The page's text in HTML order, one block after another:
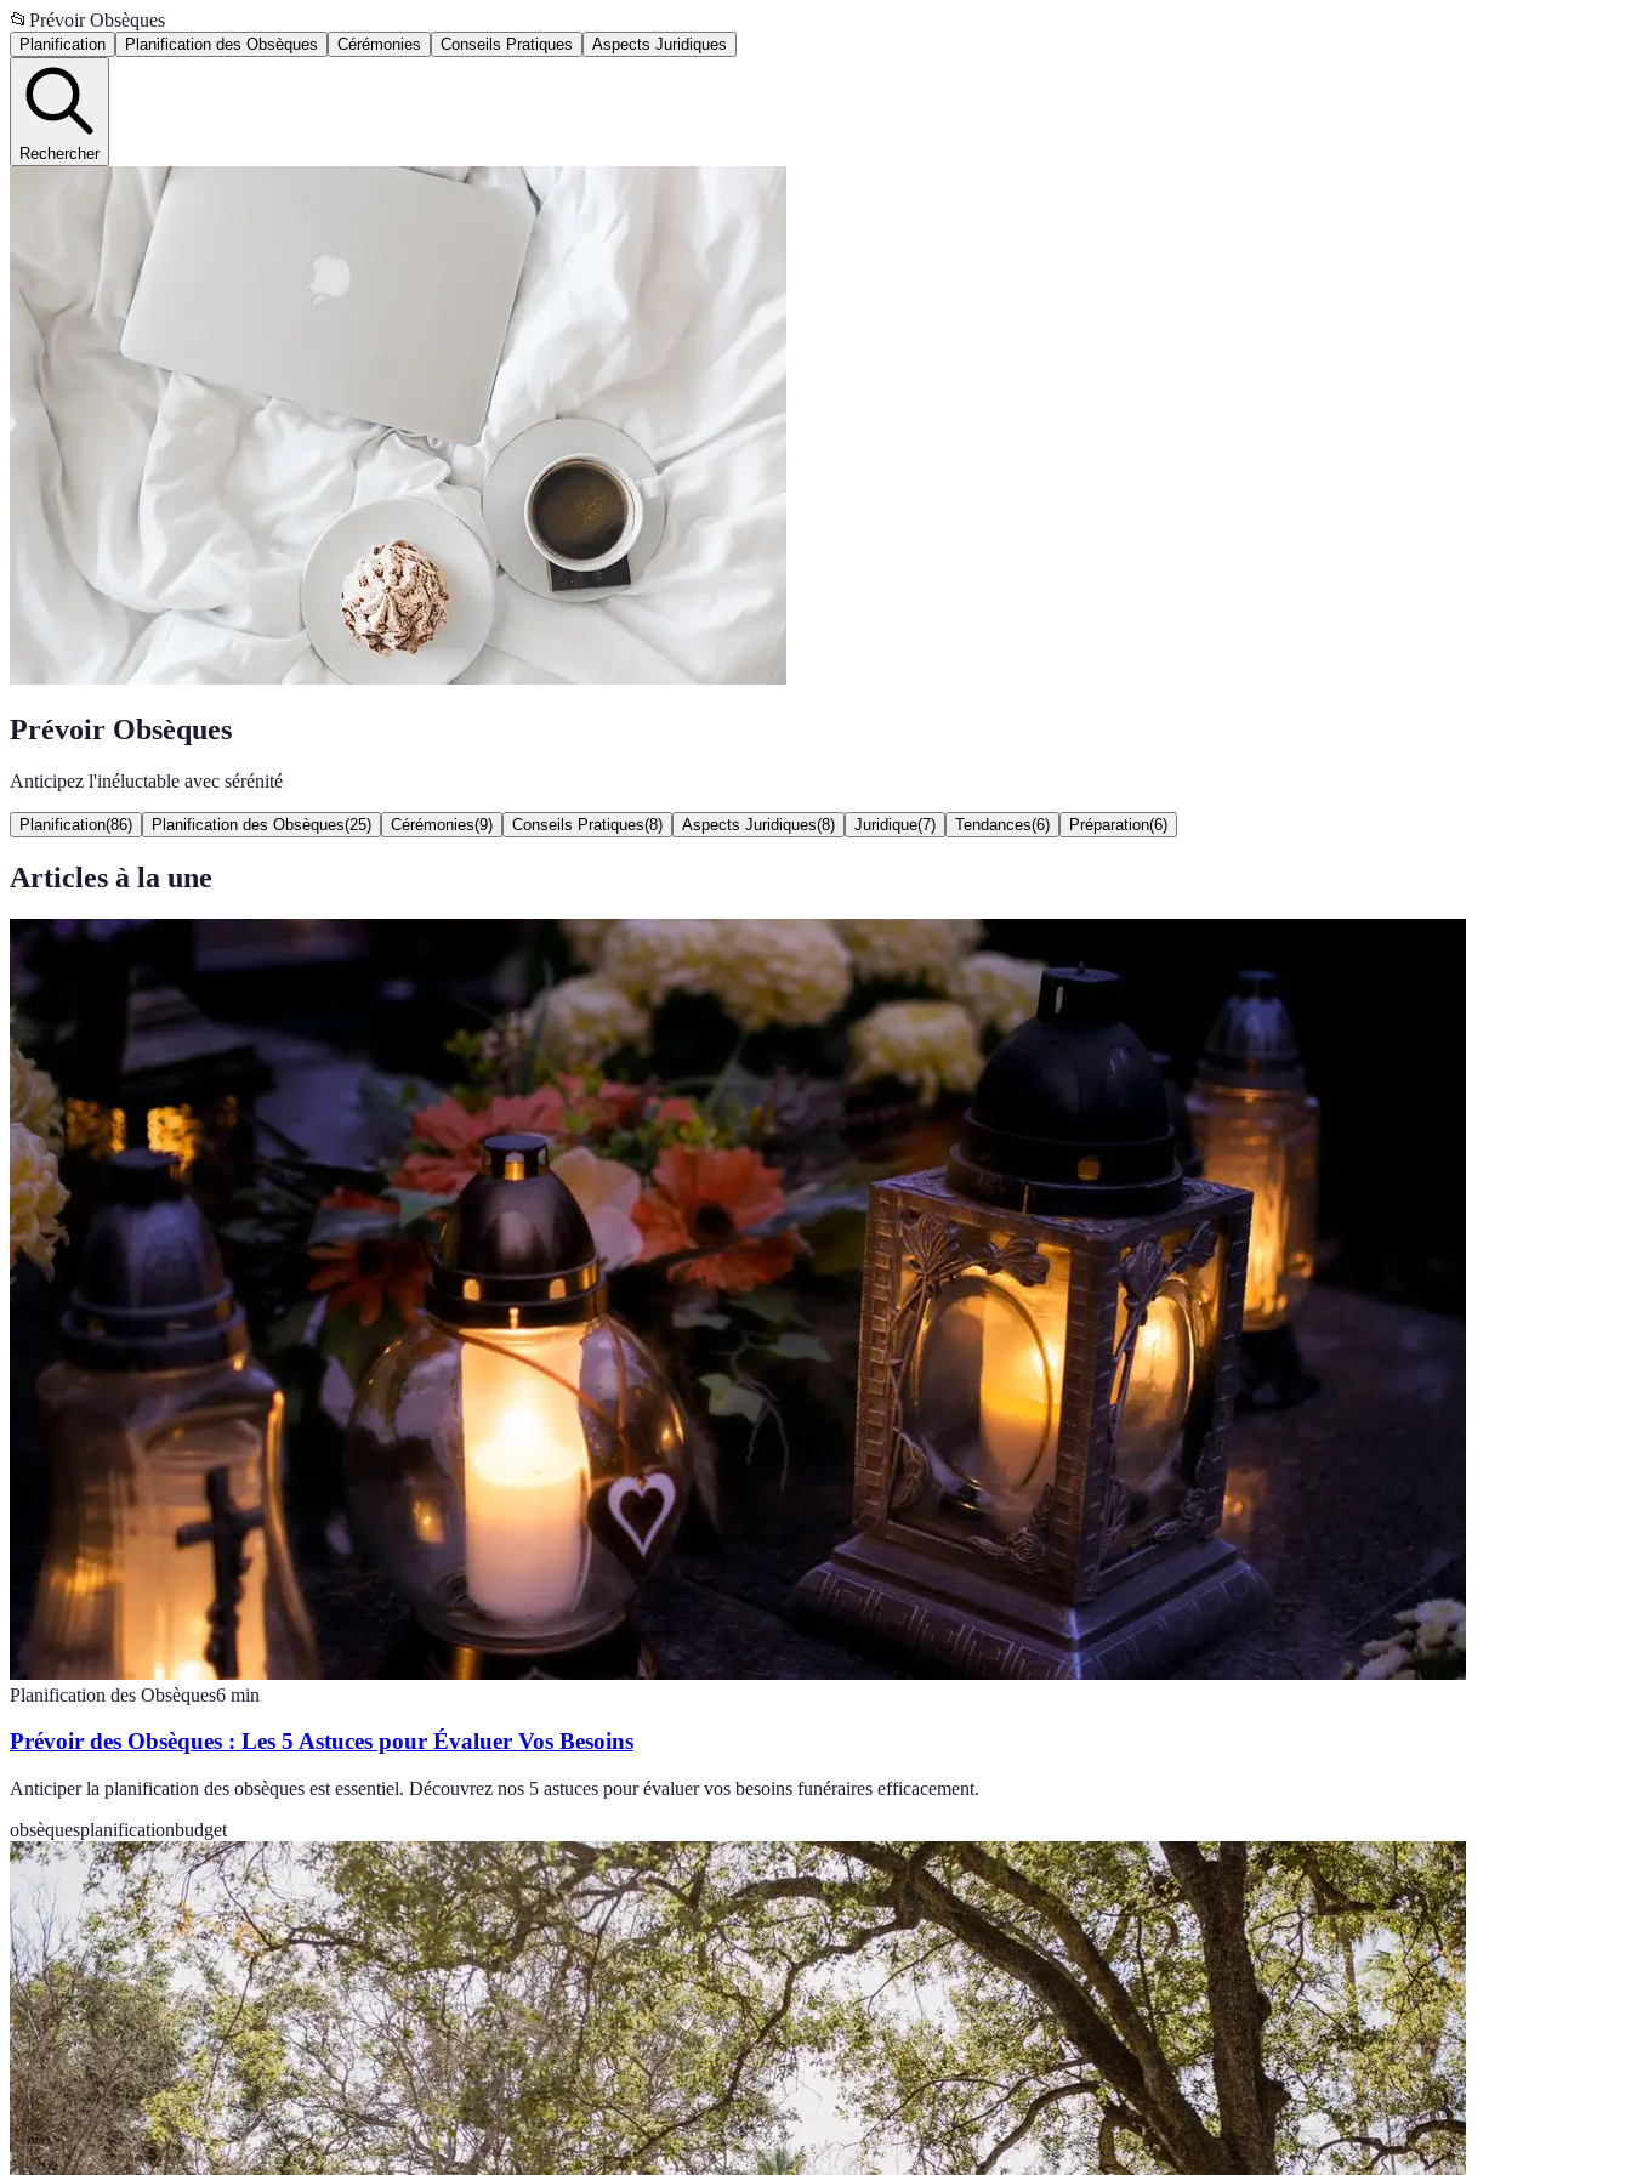
📂 Prévoir Obsèques
Planification Planification des Obsèques Cérémonies Conseils Pratiques Aspects Juridiques
Rechercher
Prévoir Obsèques
Anticipez l'inéluctable avec sérénité
Planification(86) Planification des Obsèques(25) Cérémonies(9) Conseils Pratiques(8) Aspects Juridiques(8) Juridique(7) Tendances(6) Préparation(6)
Articles à la une
Planification des Obsèques6 min
Prévoir des Obsèques : Les 5 Astuces pour Évaluer Vos Besoins
Anticiper la planification des obsèques est essentiel. Découvrez nos 5 astuces pour évaluer vos besoins funéraires efficacement.
obsèquesplanificationbudget